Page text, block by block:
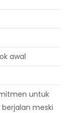
awal
untuk
meski